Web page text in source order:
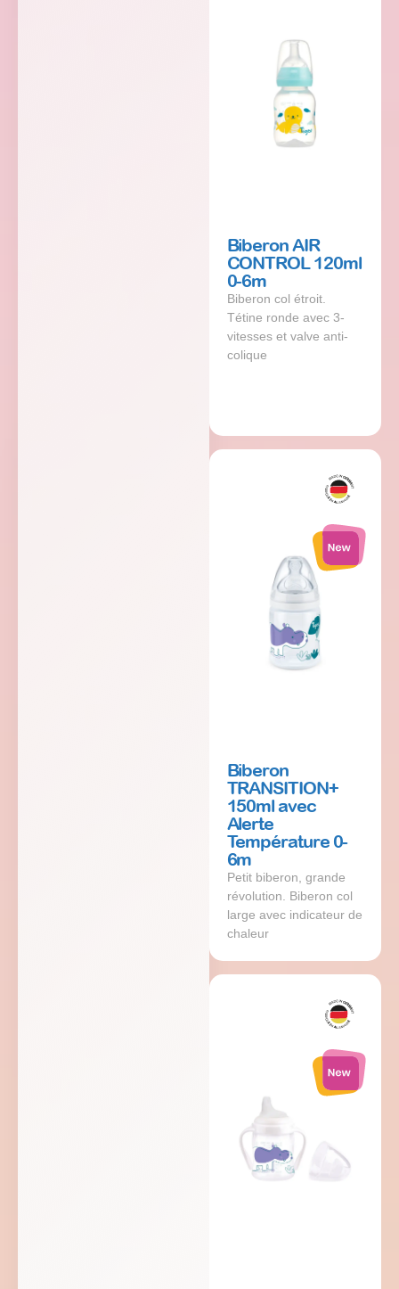
Biberon AIR
CONTROL 120ml
0-6m
Biberon col étroit.
Tétine ronde avec 3-
vitesses et valve anti-
colique
Biberon
TRANSITION+
150ml avec
Alerte
Température 0-
6m
Petit biberon, grande
révolution. Biberon col
large avec indicateur de
chaleur